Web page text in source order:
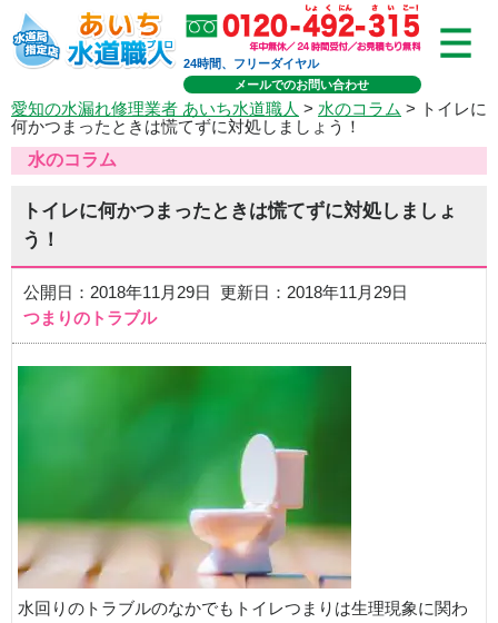
24時間、フリーダイヤル
メールでのお問い合わせ
愛知の水漏れ修理業者 あいち水道職人 > 水のコラム > トイレに
何かつまったときは慌てずに対処しましょう！
水のコラム
トイレに何かつまったときは慌てずに対処しましょ
う！
公開日：2018年11月29日 更新日：2018年11月29日
つまりのトラブル
水回りのトラブルのなかでもトイレつまりは生理現象に関わ